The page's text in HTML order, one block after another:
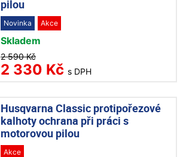
pilou
Novinka Akce
Skladem
2 590 Kč
2 330 Kč s DPH
Husqvarna Classic protipořezové
kalhoty ochrana při práci s
motorovou pilou
Akce